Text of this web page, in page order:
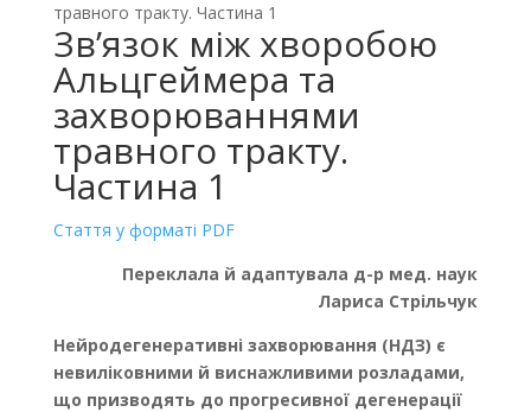
травного тракту. Частина 1
Зв’язок між хворобою
Альцгеймера та
захворюваннями
травного тракту.
Частина 1
Стаття у форматі PDF
Переклала й адаптувала д-р мед. наук
Лариса Стрільчук
Нейродегенеративні захворювання (НДЗ) є
невиліковними й виснажливими розладами,
що призводять до прогресивної дегенерації